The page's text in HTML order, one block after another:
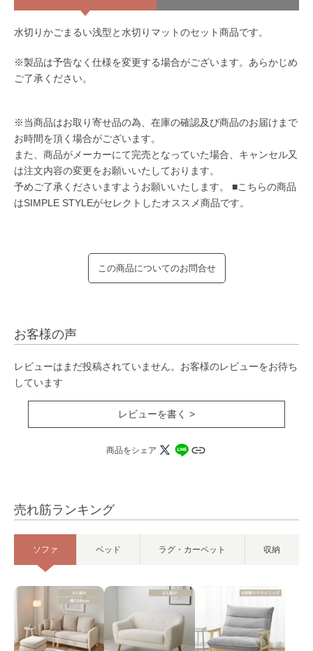
売れ筋ランキング
ソファ ベッド ラグ・カーペット 収納
水切りかごまるい浅型と水切りマットのセット商品です。
※製品は予告なく仕様を変更する場合がございます。あらかじめ
ご了承ください。
※当商品はお取り寄せ品の為、在庫の確認及び商品のお届けまで
お時間を頂く場合がございます。
また、商品がメーカーにて完売となっていた場合、キャンセル又
は注文内容の変更をお願いいたしております。
予めご了承くださいますようお願いいたします。 ■こちらの商品
はSIMPLE STYLEがセレクトしたオススメ商品です。
この商品についてのお問合せ
お客様の声
レビューはまだ投稿されていません。お客様のレビューをお待ち
しています
レビューを書く >
商品をシェア